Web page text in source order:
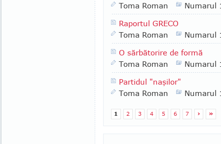
Toma Roman
Numarul
Raportul GRECO
Toma Roman
Numarul
O sărbătorire de formă
Toma Roman
Numarul
Partidul "naşilor"
Toma Roman
Numarul
1 2 3 4 5 6 7 › »